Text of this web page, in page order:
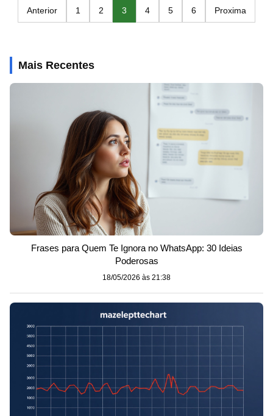
Anterior 1 2 3 4 5 6 Proxima
Mais Recentes
Frases para Quem Te Ignora no WhatsApp: 30 Ideias
Poderosas
18/05/2026 às 21:38